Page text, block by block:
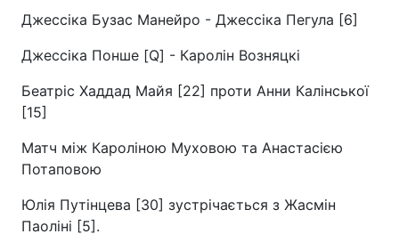
Джессіка Бузас Манейро - Джессіка Пегула [6]
Джессіка Понше [Q] - Каролін Возняцкі
Беатріс Хаддад Майя [22] проти Анни Калінської
[15]
Матч між Кароліною Муховою та Анастасією
Потаповою
Юлія Путінцева [30] зустрічається з Жасмін
Паоліні [5].